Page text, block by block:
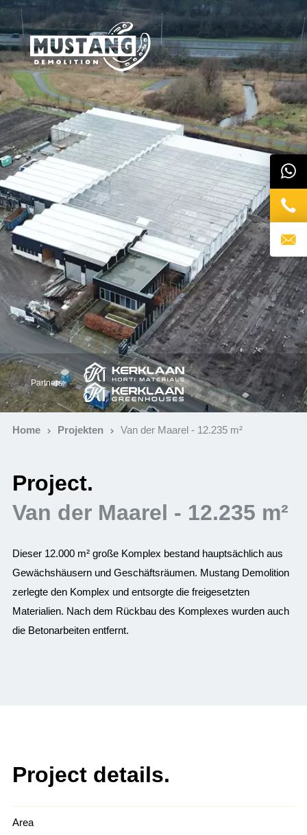
Partners:
Home Projekten Van der Maarel - 12.235 m²
Project.
Van der Maarel - 12.235 m²
Dieser 12.000 m² große Komplex bestand hauptsächlich aus
Gewächshäusern und Geschäftsräumen. Mustang Demolition
zerlegte den Komplex und entsorgte die freigesetzten
Materialien. Nach dem Rückbau des Komplexes wurden auch
die Betonarbeiten entfernt.
Project details.
Area